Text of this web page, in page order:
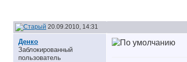
20.09.2010, 14:31
Денко
Заблокированный
пользователь